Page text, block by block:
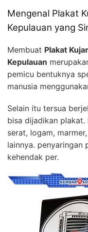
Mengenal Plakat
Kepulauan yang
Membuat Plakat
Kepulauan
pemicu bentuknya
manusia
Selain itu tersua
bisa dijadikan plakat.
serat, logam,
lainnya. penyaringan
kehendak per.